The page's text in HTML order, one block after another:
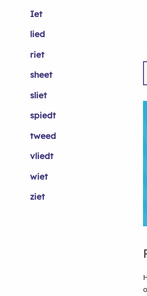
Iet
lied
riet
sheet
sliet
spiedt
tweed
vliedt
wiet
ziet